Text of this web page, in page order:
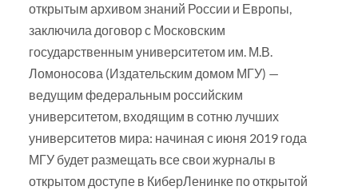
открытым архивом знаний России и Европы,
заключила договор с Московским
государственным университетом им. М.В.
Ломоносова (Издательским домом МГУ) —
ведущим федеральным российским
университетом, входящим в сотню лучших
университетов мира: начиная с июня 2019 года
МГУ будет размещать все свои журналы в
открытом доступе в КиберЛенинке по открытой